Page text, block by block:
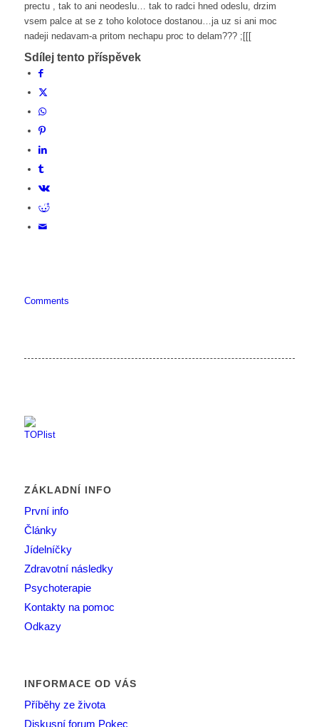
prectu , tak to ani neodeslu… tak to radci hned odeslu, drzim
vsem palce at se z toho kolotoce dostanou…ja uz si ani moc
nadeji nedavam-a pritom nechapu proc to delam??? ;[[[
Sdílej tento příspěvek
Comments
ZÁKLADNÍ INFO
První info
Články
Jídelníčky
Zdravotní následky
Psychoterapie
Kontakty na pomoc
Odkazy
INFORMACE OD VÁS
Příběhy ze života
Diskusní forum Pokec